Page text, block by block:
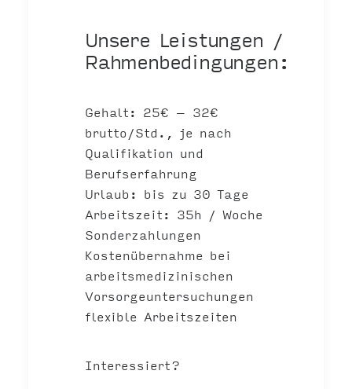
Unsere Leistungen /
Rahmenbedingungen:
Gehalt: 25€ – 32€
brutto/Std., je nach
Qualifikation und
Berufserfahrung
Urlaub: bis zu 30 Tage
Arbeitszeit: 35h / Woche
Sonderzahlungen
Kostenübernahme bei
arbeitsmedizinischen
Vorsorgeuntersuchungen
flexible Arbeitszeiten
Interessiert?